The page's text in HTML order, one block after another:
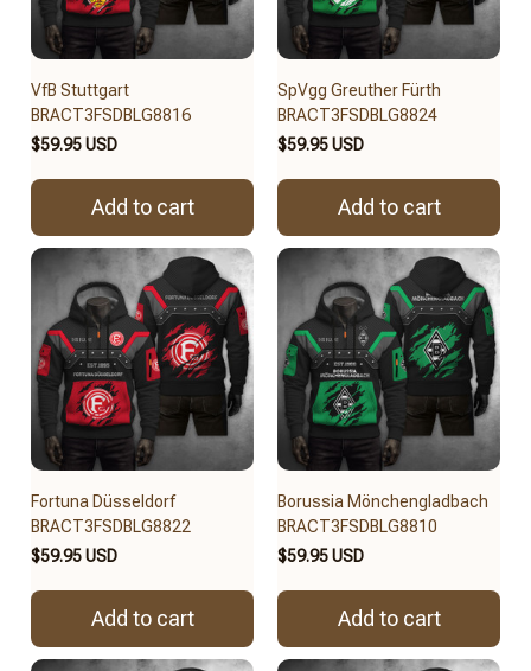
VfB Stuttgart
BRACT3FSDBLG8816
$59.95 USD
Add to cart
SpVgg Greuther Fürth
BRACT3FSDBLG8824
$59.95 USD
Add to cart
Fortuna Düsseldorf
BRACT3FSDBLG8822
$59.95 USD
Add to cart
Borussia Mönchengladbach
BRACT3FSDBLG8810
$59.95 USD
Add to cart